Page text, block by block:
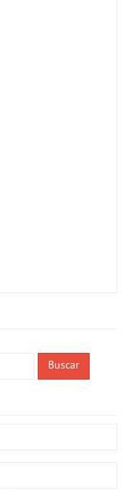
Buscar